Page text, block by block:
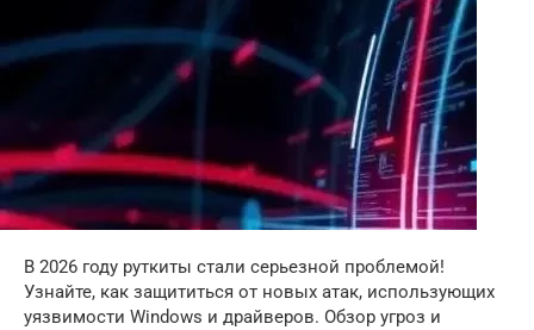
В 2026 году руткиты стали серьезной проблемой!
Узнайте, как защититься от новых атак, использующих
уязвимости Windows и драйверов. Обзор угроз и